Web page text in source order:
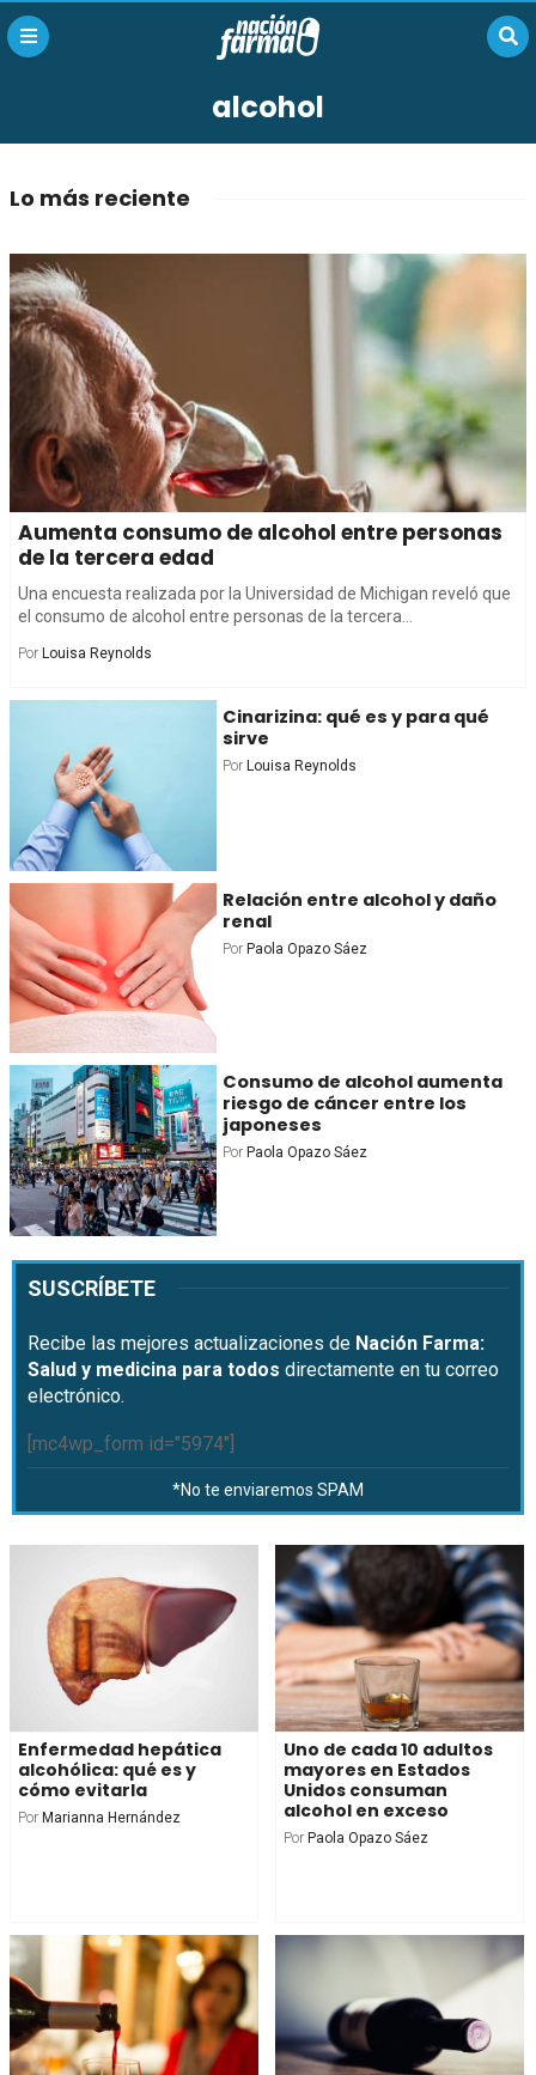
alcohol
Lo más reciente
Aumenta consumo de alcohol entre personas
de la tercera edad
Una encuesta realizada por la Universidad de Michigan reveló que
el consumo de alcohol entre personas de la tercera...
Por Louisa Reynolds
Cinarizina: qué es y para qué
sirve
Por Louisa Reynolds
Relación entre alcohol y daño
renal
Por Paola Opazo Sáez
Consumo de alcohol aumenta
riesgo de cáncer entre los
japoneses
Por Paola Opazo Sáez
SUSCRÍBETE
Recibe las mejores actualizaciones de Nación Farma:
Salud y medicina para todos directamente en tu correo
electrónico.
[mc4wp_form id="5974"]
*No te enviaremos SPAM
Enfermedad hepática
alcohólica: qué es y
cómo evitarla
Por Marianna Hernández
Uno de cada 10 adultos
mayores en Estados
Unidos consuman
alcohol en exceso
Por Paola Opazo Sáez